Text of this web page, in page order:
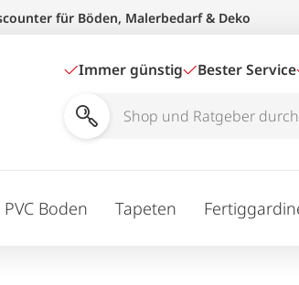
für Böden, Malerbedarf & Deko
Immer günstig Bester Service
Shop
durchsuchen
PVC Boden Tapeten